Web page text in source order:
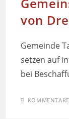
von
Gemeinde
setzen auf
bei